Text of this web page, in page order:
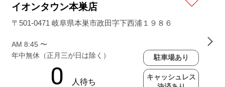
イオンタウン本巣店
〒501-0471 岐阜県本巣市政田字下西浦１９８６
AM 8:45 〜
年中無休（正月三が日は除く）
駐車場あり
キャッシュレス